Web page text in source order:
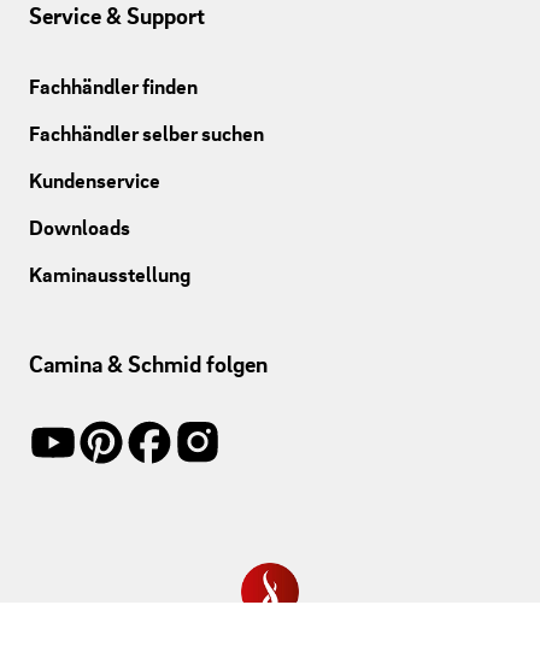
Service & Support
Fachhändler finden
Fachhändler selber suchen
Kundenservice
Downloads
Kaminausstellung
Camina & Schmid folgen